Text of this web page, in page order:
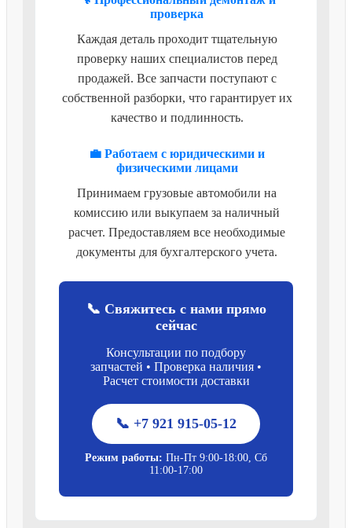
проверка
Каждая деталь проходит тщательную
проверку наших специалистов перед
продажей. Все запчасти поступают с
собственной разборки, что гарантирует их
качество и подлинность.
💼 Работаем с юридическими и
физическими лицами
Принимаем грузовые автомобили на
комиссию или выкупаем за наличный
расчет. Предоставляем все необходимые
документы для бухгалтерского учета.
📞 Свяжитесь с нами прямо
сейчас
Консультации по подбору
запчастей • Проверка наличия •
Расчет стоимости доставки
📞 +7 921 915-05-12
Режим работы: Пн-Пт 9:00-18:00, Сб
11:00-17:00